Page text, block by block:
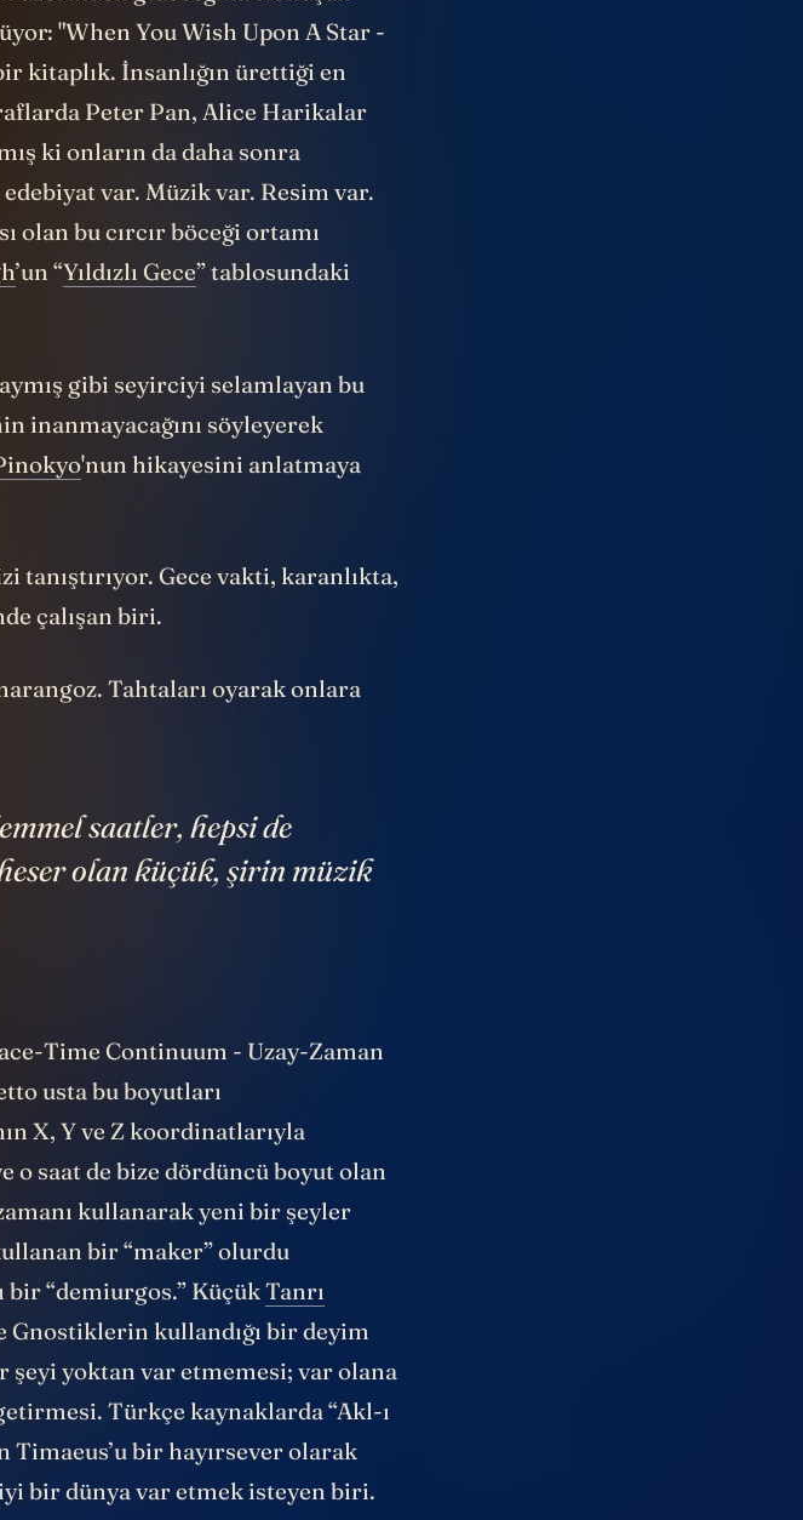
"When You Wish Upon A Star -
kitaplık. İnsanlığın ürettiği en
Peter Pan, Alice Harikalar
ki onların da daha sonra
var. Müzik var. Resim var.
olan bu cırcır böceği ortamı
’un “Yıldızlı Gece” tablosundaki
gibi seyirciyi selamlayan bu
inanmayacağını söyleyerek
'nun hikayesini anlatmaya
Gece vakti, karanlıkta,
çalışan biri.
Tahtaları oyarak onlara
saatler, hepsi de
olan küçük, şirin müzik
Time Continuum - Uzay-Zaman
usta bu boyutları
X, Y ve Z koordinatlarıyla
o saat de bize dördüncü boyut olan
kullanarak yeni bir şeyler
bir “maker” olurdu
bir “demiurgos.” KüçükTanrı
Gnostiklerin kullandığı bir deyim
yoktan var etmemesi; var olana
Türkçe kaynaklarda “Akl-ı
Timaeus’u bir hayırsever olarak
bir dünya var etmek isteyen biri.